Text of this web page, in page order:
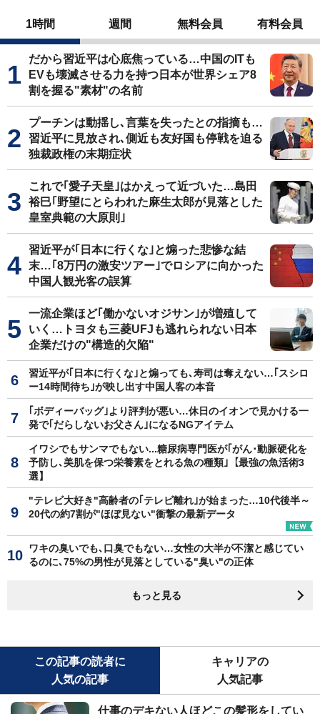
1時間 週間 無料会員 有料会員
だから習近平は心底焦っている…中国のITも
EVも壊滅させる力を持つ日本が世界シェア8
割を握る"素材"の名前
プーチンは動揺し､言葉を失ったとの指摘も…
習近平に見放され､側近も友好国も停戦を迫る
独裁政権の末期症状
これで｢愛子天皇｣はかえって近づいた…島田
裕巳｢野望にとらわれた麻生太郎が見落とした
皇室典範の大原則｣
習近平が｢日本に行くな｣と煽った悲惨な結
末…｢8万円の激安ツアー｣でロシアに向かった
中国人観光客の誤算
一流企業ほど｢働かないオジサン｣が増殖して
いく…トヨタも三菱UFJも逃れられない日本
企業だけの"構造的欠陥"
習近平が｢日本に行くな｣と煽っても､寿司は奪えない…｢スシロ
ー14時間待ち｣が映し出す中国人客の本音
｢ボディーバッグ｣より評判が悪い…休日のイオンで見かける一
発で｢だらしないお父さん｣になるNGアイテム
イワシでもサンマでもない...糖尿病専門医が｢がん･動脈硬化を
予防し､美肌を保つ栄養素をとれる魚の種類｣【最強の魚活術3
選】
"テレビ大好き"高齢者の｢テレビ離れ｣が始まった…10代後半～
20代の約7割が"ほぼ見ない"衝撃の最新データ
ワキの臭いでも､口臭でもない…女性の大半が不潔と感じてい
るのに､75%の男性が見落としている"臭い"の正体
もっと見る
この記事の読者に
人気の記事
キャリアの
人気記事
仕事のデキない人ほどこの髪形をしてい